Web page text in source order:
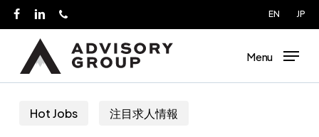
Skip
to
content
facebooklinkedin
EN JP
Menu
Hot Jobs 注目求人情報